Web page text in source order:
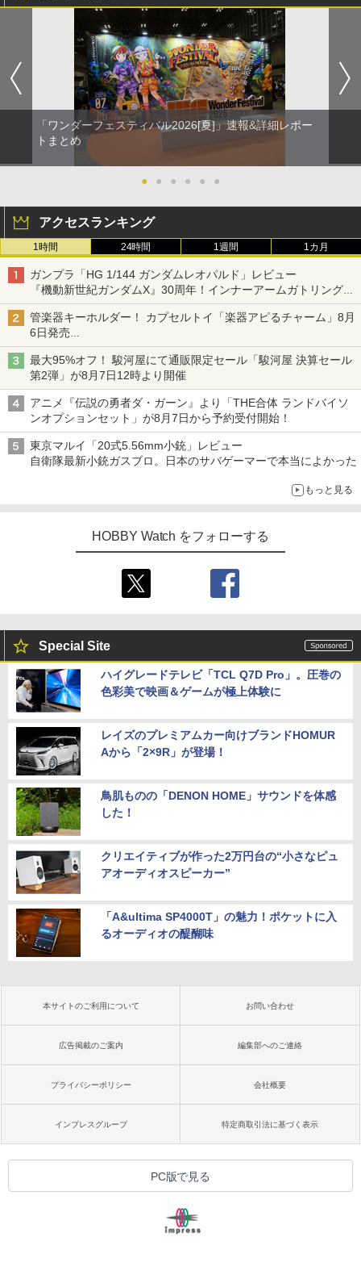
「ワンダーフェスティバル2026[夏]」速報&詳細レポー
トまとめ
● ● ● ● ● ●
アクセスランキング
1時間 24時間 1週間 1カ月
ガンプラ「HG 1/144 ガンダムレオパルド」レビュー
『機動新世紀ガンダムX』30周年！インナーアームガトリングの
変形機構まで再現し最新フォーマットでキット化！
管楽器キーホルダー！ カプセルトイ「楽器アピるチャーム」8月
6日発売
チューバ、テナサクなど5種各3色
最大95%オフ！ 駿河屋にて通販限定セール「駿河屋 決算セール
第2弾」が8月7日12時より開催
アニメ『伝説の勇者ダ・ガーン』より「THE合体 ランドバイソ
ンオプションセット」が8月7日から予約受付開始！
東京マルイ「20式5.56mm小銃」レビュー
自衛隊最新小銃ガスブロ。日本のサバゲーマーで本当によかった
もっと見る
HOBBY Watch をフォローする
Special Site
ハイグレードテレビ「TCL Q7D Pro」。圧巻の
色彩美で映画＆ゲームが極上体験に
レイズのプレミアムカー向けブランドHOMUR
Aから「2×9R」が登場！
鳥肌ものの「DENON HOME」サウンドを体感
した！
クリエイティブが作った2万円台の“小さなピュ
アオーディオスピーカー”
「A&ultima SP4000T」の魅力！ポケットに入
るオーディオの醍醐味
本サイトのご利用について お問い合わせ
広告掲載のご案内 編集部へのご連絡
プライバシーポリシー 会社概要
インプレスグループ 特定商取引法に基づく表示
PC版で見る